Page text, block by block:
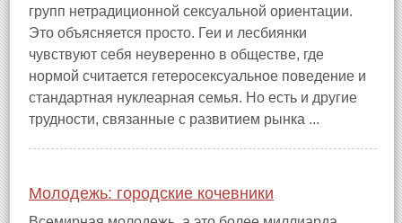
групп нетрадиционной сексуальной ориентации.
Это объясняется просто. Геи и лесбиянки
чувствуют себя неуверенно в обществе, где
нормой считается гетеросексуальное поведение и
стандартная нуклеарная семья. Но есть и другие
трудности, связанные с развитием рынка ...
Молодежь: городские кочевники